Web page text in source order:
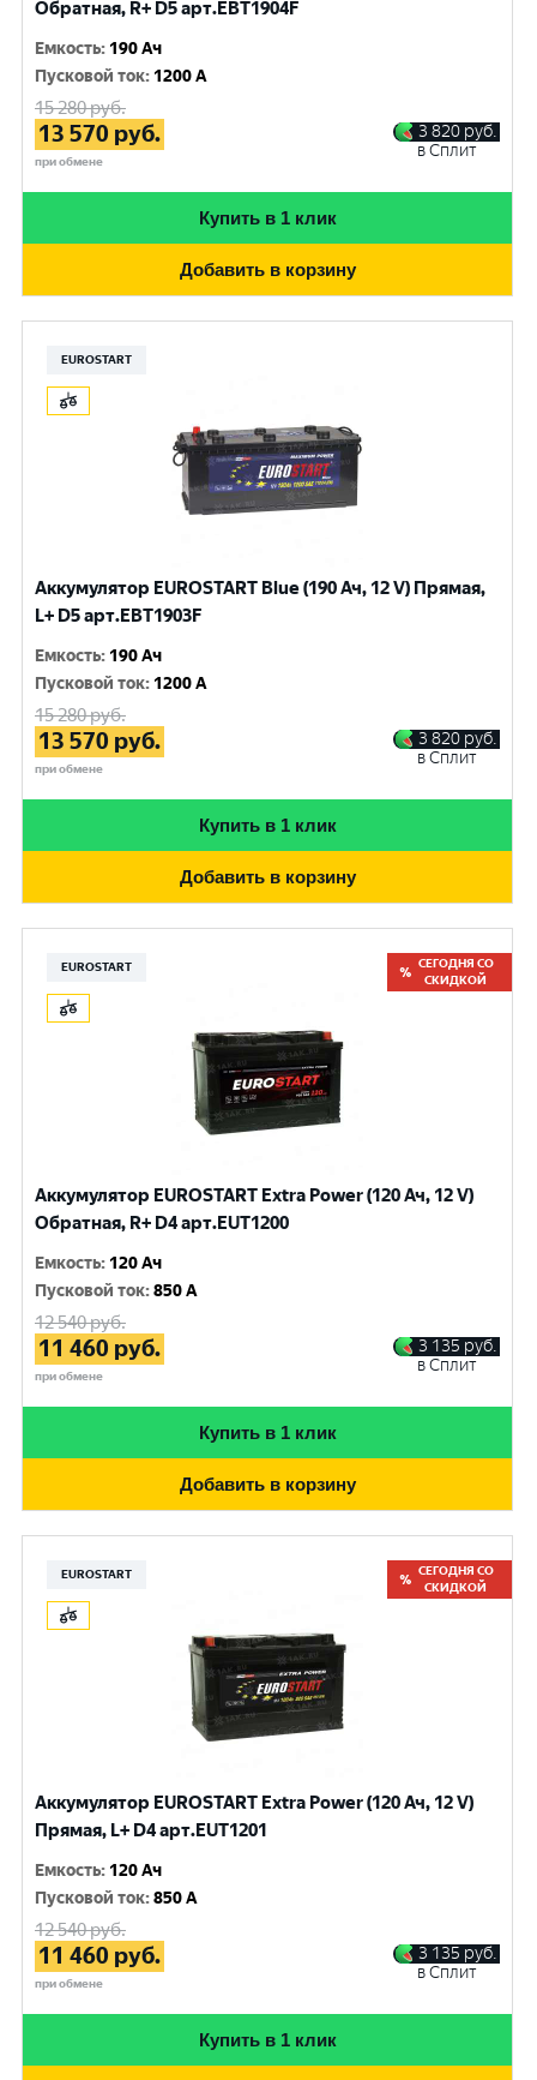
Обратная, R+ D5 арт.EBT1904F
Емкость: 190 Ач
Пусковой ток: 1200 A
15 280руб.
13 570 руб.
при обмене
3 820 руб.
в Сплит
Купить в 1 клик
Добавить в корзину
EUROSTART
Аккумулятор EUROSTART Blue (190 Ач, 12 V) Прямая,
L+ D5 арт.EBT1903F
Емкость: 190 Ач
Пусковой ток: 1200 A
15 280руб.
13 570 руб.
при обмене
3 820 руб.
в Сплит
Купить в 1 клик
Добавить в корзину
EUROSTART
СЕГОДНЯ СО
СКИДКОЙ
Аккумулятор EUROSTART Extra Power (120 Ач, 12 V)
Обратная, R+ D4 арт.EUT1200
Емкость: 120 Ач
Пусковой ток:850 A
12 540руб.
11 460 руб.
при обмене
3 135 руб.
в Сплит
Купить в 1 клик
Добавить в корзину
EUROSTART
СЕГОДНЯ СО
СКИДКОЙ
Аккумулятор EUROSTART Extra Power (120 Ач, 12 V)
Прямая, L+ D4 арт.EUT1201
Емкость: 120 Ач
Пусковой ток:850 A
12 540руб.
11 460 руб.
при обмене
3 135 руб.
в Сплит
Купить в 1 клик